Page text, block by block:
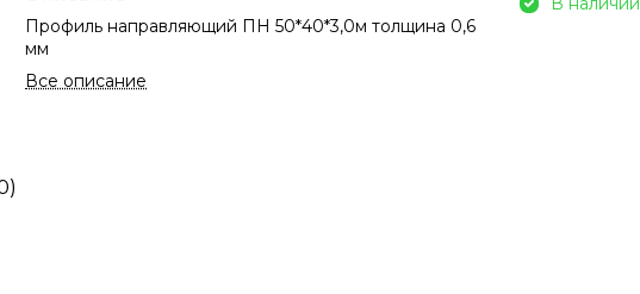
Профиль направляющий ПН 50*40*3,0м толщина 0,6
мм
Все описание